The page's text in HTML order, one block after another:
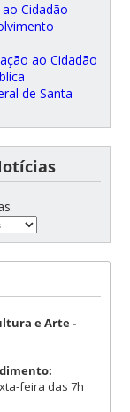
Cidadão
ao Cidadão
de Santa
e Arte -
feira das 7h